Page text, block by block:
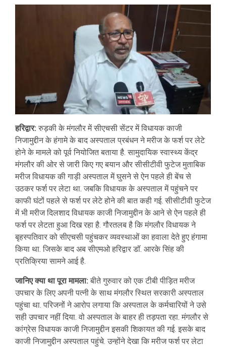
हरिद्वार: रुड़की के मंगलौर में सीएचसी सेंटर में विधायक काजी
निजामुद्दीन के हंगामे के बाद अस्पताल प्रबंधन ने मरीज के फर्श पर लेटे
होने के मामले को पूर्व नियोजित बताया है. सामुदायिक स्वास्थ्य केंद्र
मंगलौर की ओर से जारी किए गए बयान और सीसीटीवी फुटेज मुताबिक
मरीज विधायक की गाड़ी अस्पताल में घुसने से ऐन पहले ही बेंच से
उठकर फर्श पर लेटा था. जबकि विधायक के अस्पताल में पहुंचने पर
काफी घंटों पहले से फर्श पर लेटे होने की बात कही गई. सीसीटीवी फुटेज
में भी मरीज दिलशाद विधायक काजी निजामुद्दीन के आने से ऐन पहले ही
फर्श पर लेटता हुआ दिख रहा है. गौरतलब है कि मंगलौर विधायक ने
बृहस्पतिवार को सीएचसी पहुंचकर व्यवस्थाओं का हवाला देते हुए हंगामा
किया था. जिसके बाद अब सीएमओ हरिद्वार डॉ. आरके सिंह की
प्रतिक्रिया सामने आई है.
जानिए क्या था पूरा मामला: बीते गुरुवार को एक टीबी पीड़ित मरीज
उपचार के लिए अपनी पत्नी के साथ मंगलौर स्थित सरकारी अस्पताल
पहुंचा था. परिजनों ने आरोप लगाया कि अस्पताल के कर्मचारियों ने उसे
सही उपचार नहीं दिया. वो अस्पताल के बाहर ही तड़पता रहा. मंगलौर से
कांग्रेस विधायक काजी निजामुद्दीन इसकी शिकायत की गई. इसके बाद
काजी निजामुद्दीन अस्पताल पहुंचे. उन्होंने देखा कि मरीज फर्श पर लेटा